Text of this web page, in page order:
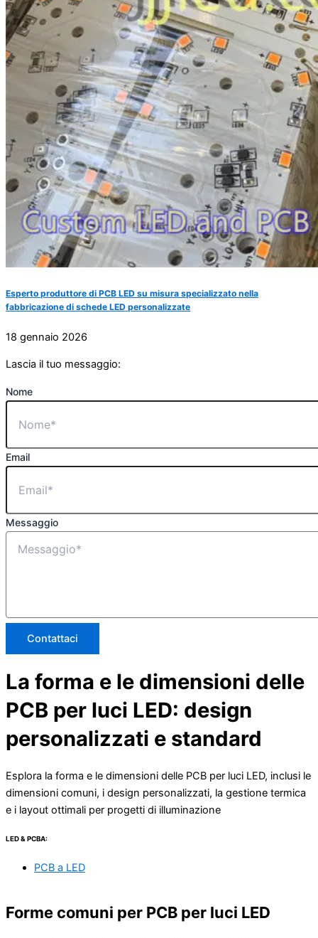
Esperto produttore di PCB LED su misura specializzato nella
fabbricazione di schede LED personalizzate
18 gennaio 2026
Lascia il tuo messaggio:
Nome
Email
Messaggio
Contattaci
La forma e le dimensioni delle
PCB per luci LED: design
personalizzati e standard
Esplora la forma e le dimensioni delle PCB per luci LED, inclusi le
dimensioni comuni, i design personalizzati, la gestione termica
e i layout ottimali per progetti di illuminazione
LED & PCBA:
PCB a LED
Forme comuni per PCB per luci LED